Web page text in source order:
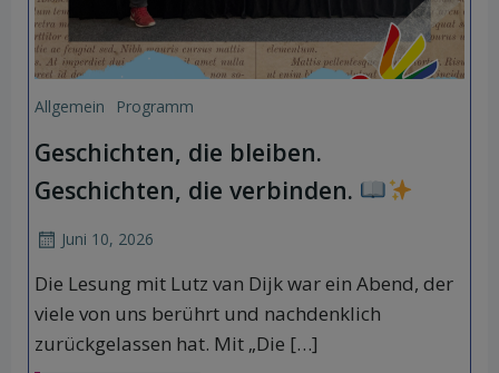
Allgemein Programm
Geschichten, die bleiben.
Geschichten, die verbinden.
Juni 10, 2026
Die Lesung mit Lutz van Dijk war ein Abend, der
viele von uns berührt und nachdenklich
zurückgelassen hat. Mit „Die […]